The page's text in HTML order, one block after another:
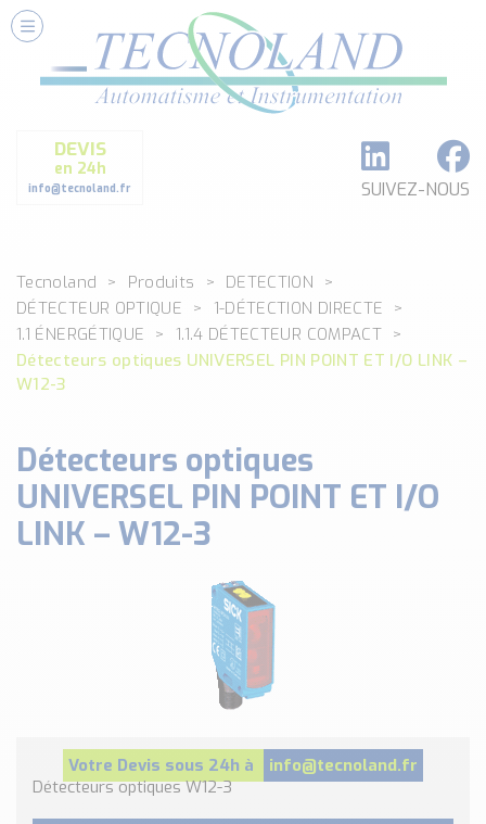
DEVIS
en 24h
info@tecnoland.fr SUIVEZ-NOUS
Nos Services
Conseils et Fourniture
Formation et Assistance
Architecture I-O Link multi fabricants
Classé par catégorie
DEBIT
DETECTION
ANALYSE PHYSICO-CHIMIQUE
Voir toutes les catégories …
Classé par marque
ENDRESS+HAUSER
Voir toutes les marques …
Téléchargement (Logiciels, Documents,..)
Formulaire sonde température
Convertisseur de pression
Tecnoland Produits
DETECTION
DÉTECTEUR OPTIQUE
1-DÉTECTION DIRECTE
1.1 ÉNERGÉTIQUE
1.1.4 DÉTECTEUR COMPACT
Détecteurs optiques UNIVERSEL PIN POINT ET I/O LINK –
W12-3
Détecteurs optiques
UNIVERSEL PIN POINT ET I/O
LINK – W12-3
Votre Devis sous 24h à
info@tecnoland.fr
Détecteurs optiques W12-3